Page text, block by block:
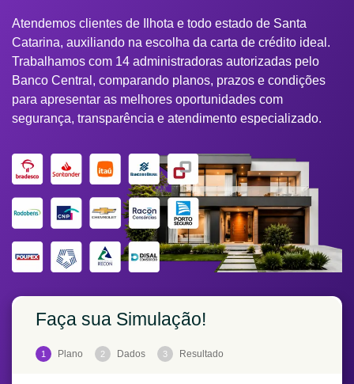
Atendemos clientes de Ilhota e todo estado de Santa
Catarina, auxiliando na escolha da carta de crédito ideal.
Trabalhamos com 14 administradoras autorizadas pelo
Banco Central, comparando planos, prazos e condições
para apresentar as melhores oportunidades com
segurança, transparência e atendimento especializado.
Faça sua Simulação!
1 Plano 2 Dados 3 Resultado